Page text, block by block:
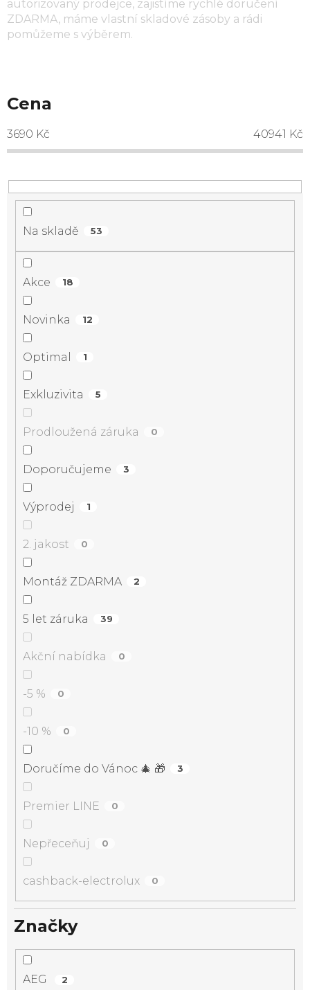
autorizovaný prodejce, zajistíme rychlé doručení
ZDARMA, máme vlastní skladové zásoby a rádi
pomůžeme s výběrem.
Cena
3690 Kč 40941 Kč
Na skladě 53
Akce 18
Novinka 12
Optimal 1
Exkluzivita 5
Prodloužená záruka 0
Doporučujeme 3
Výprodej 1
2. jakost 0
Montáž ZDARMA 2
5 let záruka 39
Akční nabídka 0
-5 % 0
-10 % 0
Doručíme do Vánoc 🎄 🎁 3
Premier LINE 0
Nepřeceňuj 0
cashback-electrolux 0
Značky
AEG 2